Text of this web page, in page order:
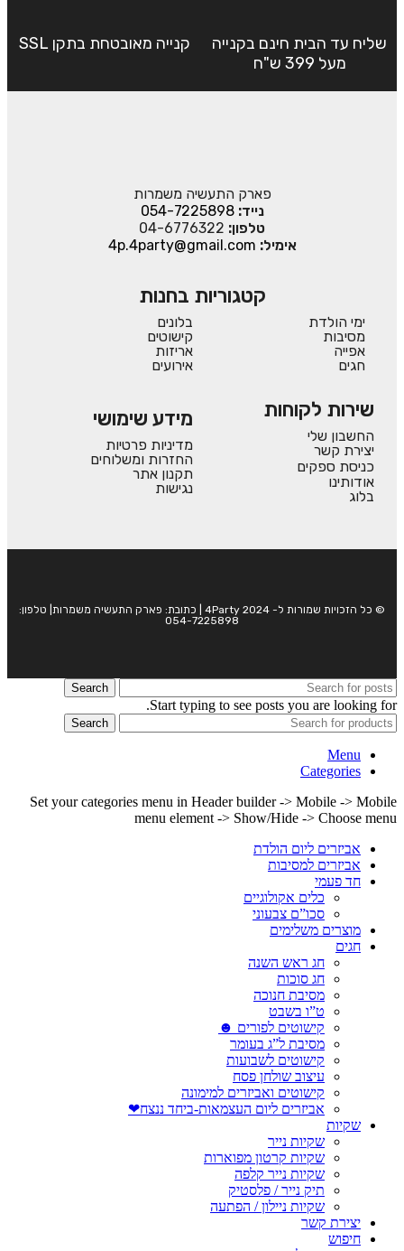
שליח עד הבית חינם בקנייה
מעל 399 ש"ח
קנייה מאובטחת בתקן SSL
פארק התעשיה משמרות
נייד:054-7225898
טלפון: 04-6776322
אימיל: 4p.4party@gmail.com
קטגוריות בחנות
ימי הולדת
מסיבות
אפייה
חגים
בלונים
קישוטים
אריזות
אירועים
שירות לקוחות
החשבון שלי
יצירת קשר
כניסת ספקים
אודותינו
בלוג
מידע שימושי
מדיניות פרטיות
החזרות ומשלוחים
תקנון אתר
נגישות
© כל הזכויות שמורות ל- 4Party 2024 | כתובת: פארק התעשיה משמרות| טלפון:
054-7225898
Search
Start typing to see posts you are looking for.
Search
Menu
Categories
Set your categories menu in Header builder -> Mobile -> Mobile
menu element -> Show/Hide -> Choose menu
אביזרים ליום הולדת
אביזרים למסיבות
חד פעמי
כלים אקולוגיים
סכו”ם צבעוני
מוצרים משלימים
חגים
חג ראש השנה
חג סוכות
מסיבת חנוכה
ט”ו בשבט
קישוטים לפורים ☻
מסיבת ל”ג בעומר
קישוטים לשבועות
עיצוב שולחן פסח
קישוטים ואביזרים למימונה
אביזרים ליום העצמאות-ביחד ננצח❤
שקיות
שקיות נייר
שקיות קרטון מפוארות
שקיות נייר קלפה
תיק נייר / פלסטיק
שקיות ניילון / הפתעה
יצירת קשר
חיפוש